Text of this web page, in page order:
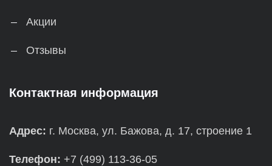
Акции
Отзывы
Контактная информация
Адрес: г. Москва, ул. Бажова, д. 17, строение 1
Телефон: +7 (499) 113-36-05